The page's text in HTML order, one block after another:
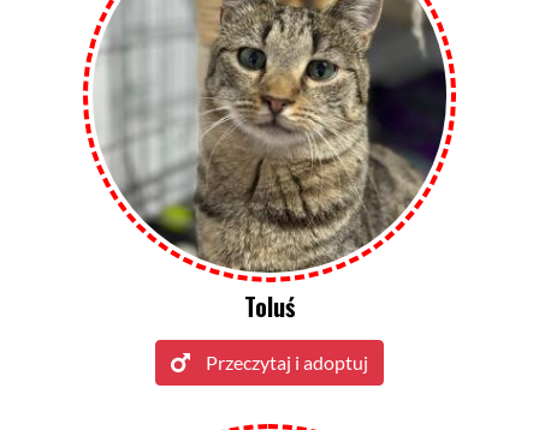
Toluś
Przeczytaj i adoptuj